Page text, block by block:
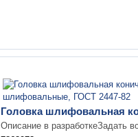
Головка шлифовальная
Описание в разработкеЗадать